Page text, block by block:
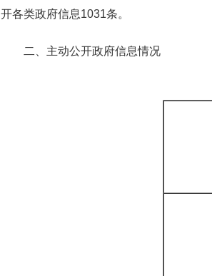
开各类政府信息1031条。
二、主动公开政府信息情况